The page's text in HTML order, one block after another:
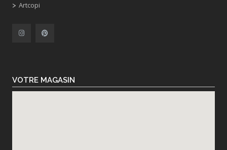
Artcopi
VOTRE MAGASIN